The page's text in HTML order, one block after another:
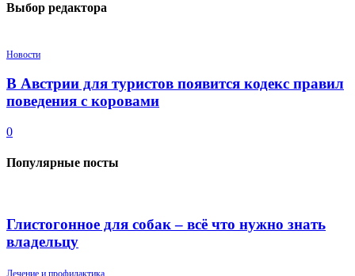
Выбор редактора
Новости
В Австрии для туристов появится кодекс правил
поведения с коровами
0
Популярные посты
Глистогонное для собак – всё что нужно знать
владельцу
Лечение и профилактика